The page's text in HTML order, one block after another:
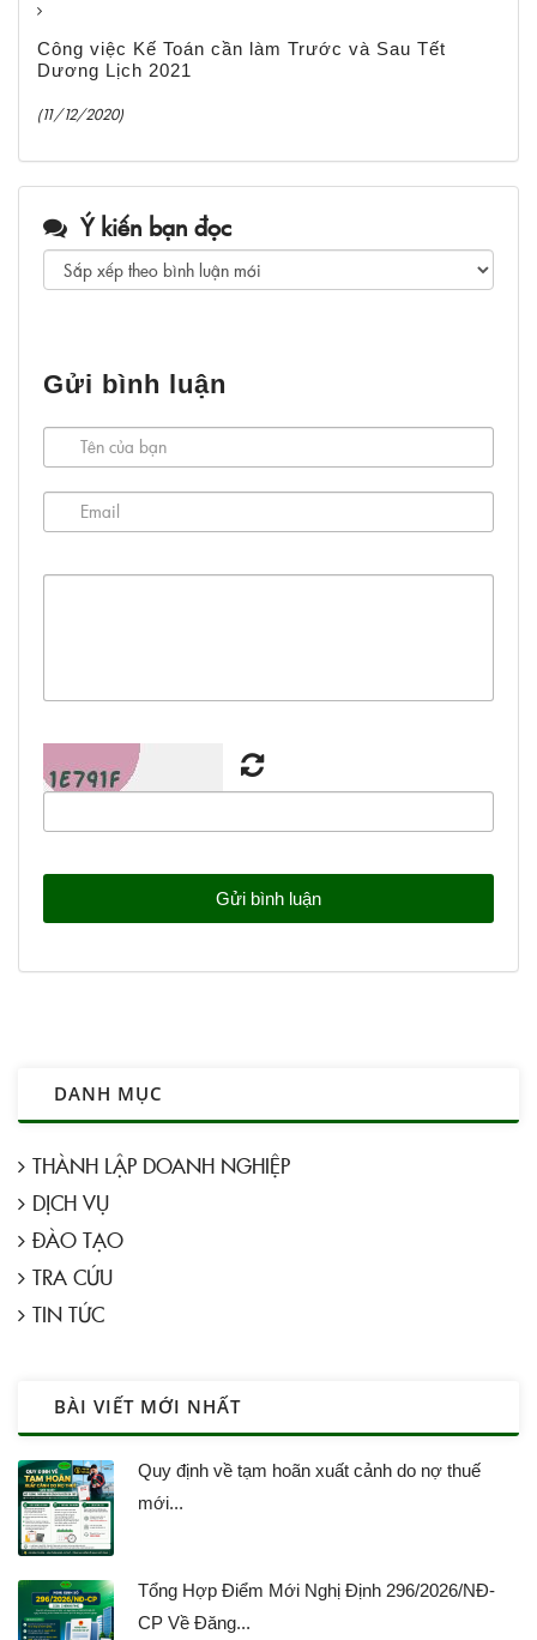
Công việc Kế Toán cần làm Trước và Sau Tết
Dương Lịch 2021
(11/12/2020)
Ý kiến bạn đọc
Gửi bình luận
DANH MỤC
THÀNH LẬP DOANH NGHIỆP
DỊCH VỤ
ĐÀO TẠO
TRA CỨU
TIN TỨC
BÀI VIẾT MỚI NHẤT
Quy định về tạm hoãn xuất cảnh do nợ thuế
mới...
Tổng Hợp Điểm Mới Nghị Định 296/2026/NĐ-
CP Về Đăng...